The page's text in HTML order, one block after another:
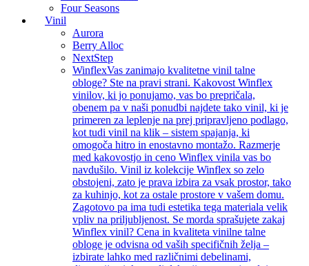
Four Seasons
Vinil
Aurora
Berry Alloc
NextStep
WinflexVas zanimajo kvalitetne vinil talne
obloge? Ste na pravi strani. Kakovost Winflex
vinilov, ki jo ponujamo, vas bo prepričala,
obenem pa v naši ponudbi najdete tako vinil, ki je
primeren za leplenje na prej pripravljeno podlago,
kot tudi vinil na klik – sistem spajanja, ki
omogoča hitro in enostavno montažo. Razmerje
med kakovostjo in ceno Winflex vinila vas bo
navdušilo. Vinil iz kolekcije Winflex so zelo
obstojeni, zato je prava izbira za vsak prostor, tako
za kuhinjo, kot za ostale prostore v vašem domu.
Zagotovo pa ima tudi estetika tega materiala velik
vpliv na priljubljenost. Se morda sprašujete zakaj
Winflex vinil? Cena in kvaliteta vinilne talne
obloge je odvisna od vaših specifičnih želja –
izbirate lahko med različnimi debelinami,